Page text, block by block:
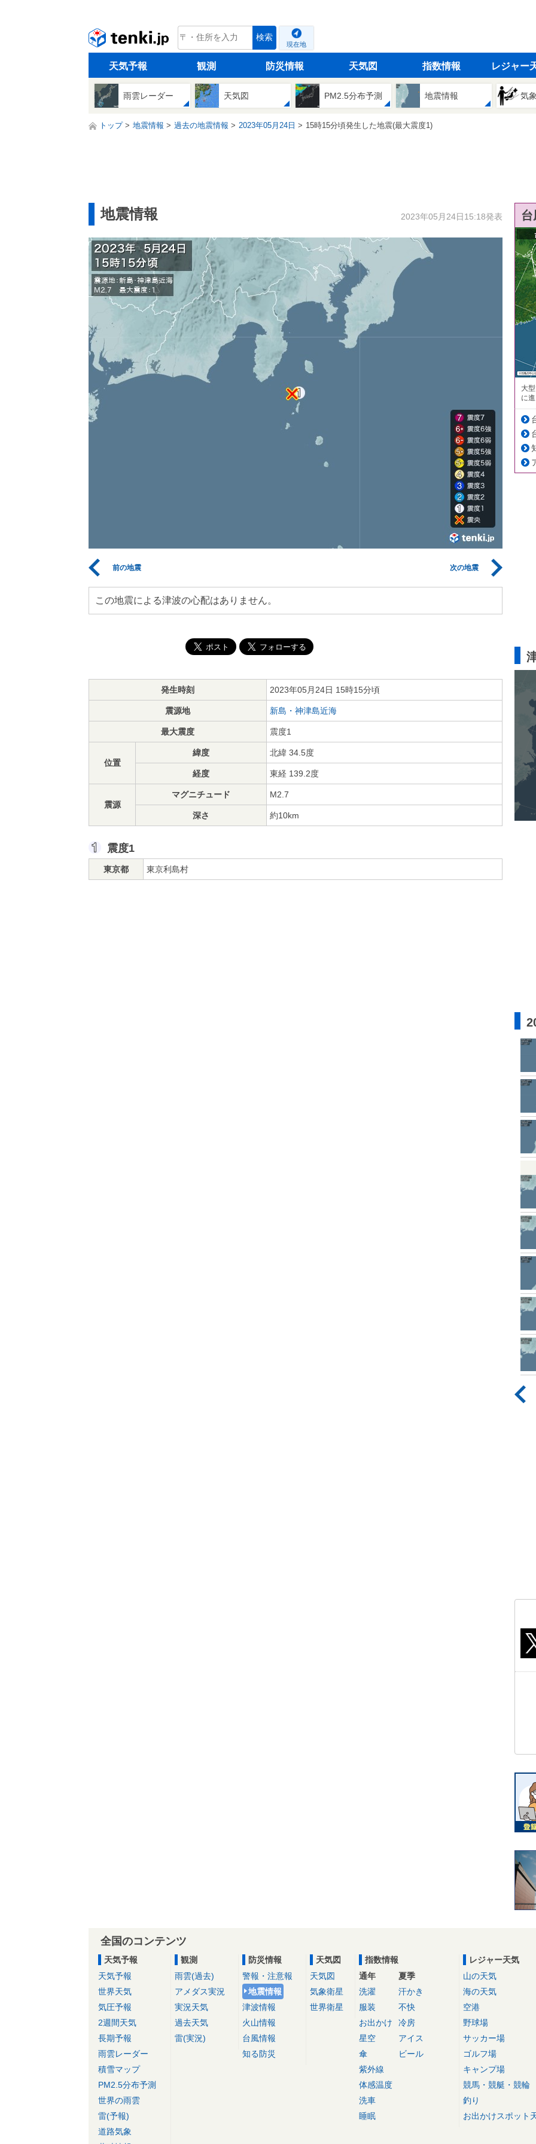
tenki.jp 検索
現在地
天気予報 観測 防災情報 天気図 指数情報 レジャー
雨雲レーダー 天気図 PM2.5分布予測 地震情報 気
トップ 地震情報 過去の地震情報 2023年05月24日 15時15分頃発生した地震(最大震度1)
地震情報 2023年05月24日15:18発表
前の地震 次の地震
この地震による津波の心配はありません。
発生時刻 2023年05月24日 15時15分頃
震源地 新島・神津島近海
最大震度 震度1
位置
緯度 北緯 34.5度
経度 東経 139.2度
震源
マグニチュード M2.7
深さ 約10km
震度1
東京都 東京利島村
大
に
全国のコンテンツ
天気予報
天気予報
世界天気
気圧予報
2週間天気
長期予報
雨雲レーダー
積雪マップ
PM2.5分布予測
世界の雨雲
雷(予報)
道路気象
観測
雨雲(過去)
アメダス実況
実況天気
過去天気
雷(実況)
防災情報
警報・注意報
地震情報
津波情報
火山情報
台風情報
知る防災
天気図
天気図
気象衛星
世界衛星
指数情報
通年
洗濯
服装
お出かけ
星空
傘
紫外線
体感温度
洗車
睡眠
夏季
汗かき
不快
冷房
アイス
ビール
レジャー天気
山の天気
海の天気
空港
野球場
サッカー場
ゴルフ場
キャンプ場
競馬・競艇・競輪
釣り
お出かけスポット